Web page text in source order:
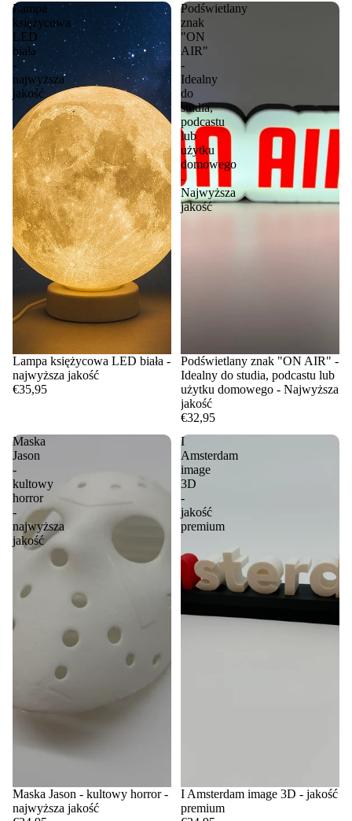
Lampa
księżycowa
LED
biała
-
najwyższa
jakość
Lampa księżycowa LED biała -
najwyższa jakość
€35,95
Podświetlany
znak
"ON
AIR"
-
Idealny
do
studia,
podcastu
lub
użytku
domowego
-
Najwyższa
jakość
Podświetlany znak "ON AIR" -
Idealny do studia, podcastu lub
użytku domowego - Najwyższa
jakość
€32,95
Maska
Jason
-
kultowy
horror
-
najwyższa
jakość
Maska Jason - kultowy horror -
najwyższa jakość
I
Amsterdam
image
3D
-
jakość
premium
I Amsterdam image 3D - jakość
premium